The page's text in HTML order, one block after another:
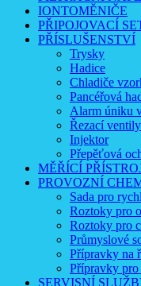
IONTOMĚNIČE
PŘIPOJOVACÍ
PŘÍSLUŠENSTVÍ
Trysky
Hadice
Chladiče
Pancéřová
Alarm úniku
Řezací
Injektor
Přepěťová
MĚŘÍCÍ
PROVOZNÍ
Sada pro
Roztoky pro
Roztoky pro
Průmyslové
Přípravky na
Přípravky pro
SERVISNÍ